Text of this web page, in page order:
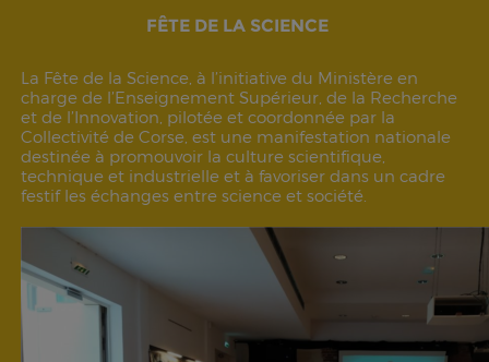
FÊTE DE LA SCIENCE
La Fête de la Science, à l’initiative du Ministère en
charge de l’Enseignement Supérieur, de la Recherche
et de l’Innovation, pilotée et coordonnée par la
Collectivité de Corse, est une manifestation nationale
destinée à promouvoir la culture scientifique,
technique et industrielle et à favoriser dans un cadre
festif les échanges entre science et société.